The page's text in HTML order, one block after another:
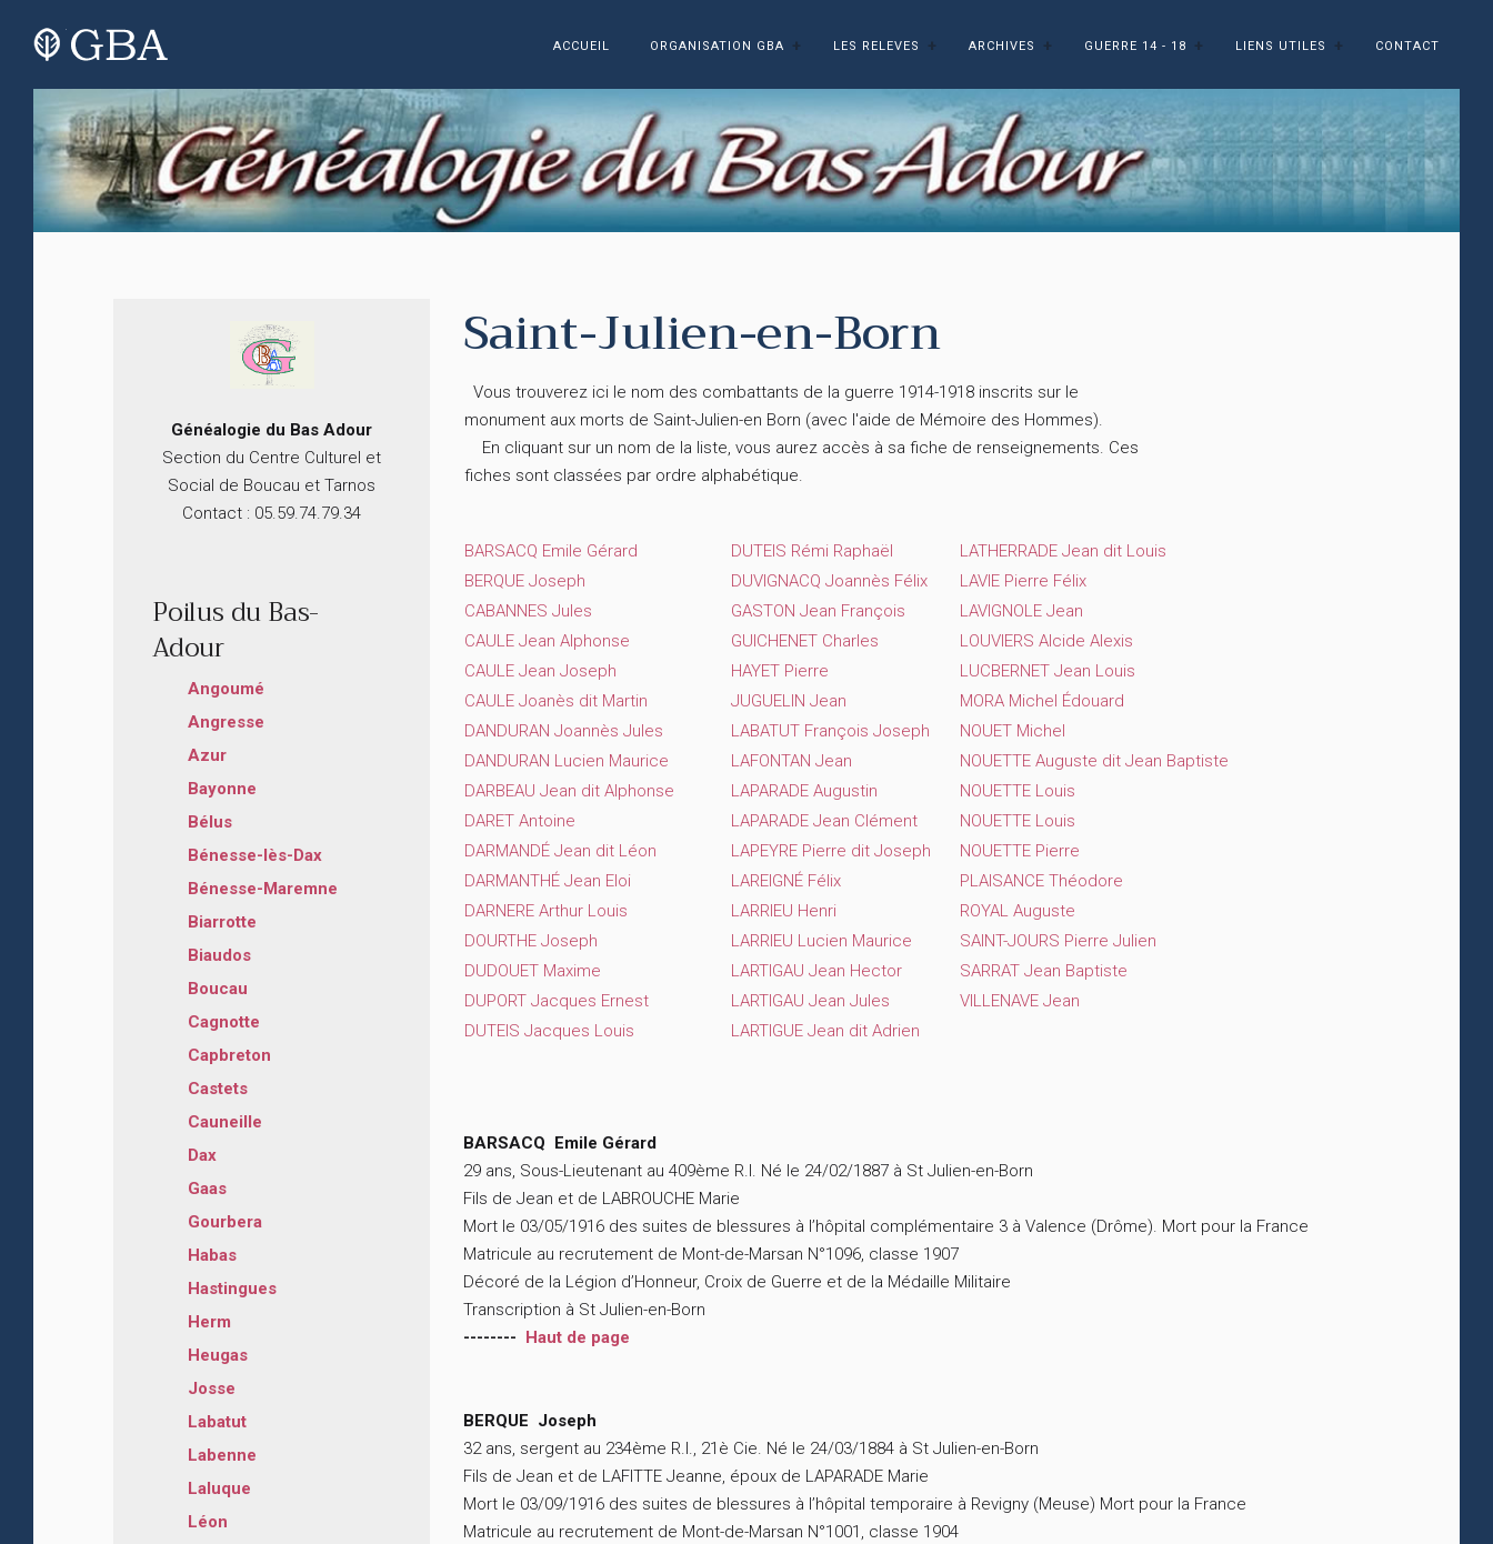
ACCUEIL ORGANISATION GBA LES RELEVES ARCHIVES GUERRE 14 - 18 LIENS UTILES CONTACT
Généalogie du Bas Adour
Section du Centre Culturel et
Social de Boucau et Tarnos
Contact : 05.59.74.79.34
Poilus du Bas-
Adour
Angoumé
Angresse
Azur
Bayonne
Bélus
Bénesse-lès-Dax
Bénesse-Maremne
Biarrotte
Biaudos
Boucau
Cagnotte
Capbreton
Castets
Cauneille
Dax
Gaas
Gourbera
Habas
Hastingues
Herm
Heugas
Josse
Labatut
Labenne
Laluque
Léon
Saint-Julien-en-Born
Vous trouverez ici le nom des combattants de la guerre 1914-1918 inscrits sur le
monument aux morts de Saint-Julien-en Born (avec l'aide de Mémoire des Hommes).
En cliquant sur un nom de la liste, vous aurez accès à sa fiche de renseignements. Ces
fiches sont classées par ordre alphabétique.
BARSACQ Emile Gérard DUTEIS Rémi Raphaël
LATHERRADE Jean dit Louis
BERQUE Joseph
DUVIGNACQ Joannès Félix
LAVIE Pierre Félix
CABANNES Jules
GASTON Jean François
LAVIGNOLE Jean
CAULE Jean Alphonse
GUICHENET Charles
LOUVIERS Alcide Alexis
CAULE Jean Joseph
HAYET Pierre
LUCBERNET Jean Louis
CAULE Joanès dit Martin
JUGUELIN Jean
MORA Michel Édouard
DANDURAN Joannès Jules
LABATUT François Joseph
NOUET Michel
DANDURAN Lucien Maurice
LAFONTAN Jean
NOUETTE Auguste dit Jean Baptiste
DARBEAU Jean dit Alphonse
LAPARADE Augustin
NOUETTE Louis
DARET Antoine
LAPARADE Jean Clément
NOUETTE Louis
DARMANDÉ Jean dit Léon
LAPEYRE Pierre dit Joseph
NOUETTE Pierre
DARMANTHÉ Jean Eloi
LAREIGNÉ Félix
PLAISANCE Théodore
DARNERE Arthur Louis
LARRIEU Henri
ROYAL Auguste
DOURTHE Joseph
LARRIEU Lucien Maurice
SAINT-JOURS Pierre Julien
DUDOUET Maxime
LARTIGAU Jean Hector
SARRAT Jean Baptiste
DUPORT Jacques Ernest
LARTIGAU Jean Jules
VILLENAVE Jean
DUTEIS Jacques Louis
LARTIGUE Jean dit Adrien
BARSACQ Emile Gérard
29 ans, Sous-Lieutenant au 409ème R.I. Né le 24/02/1887 à St Julien-en-Born
Fils de Jean et de LABROUCHE Marie
Mort le 03/05/1916 des suites de blessures à l’hôpital complémentaire 3 à Valence (Drôme). Mort pour la France
Matricule au recrutement de Mont-de-Marsan N°1096, classe 1907
Décoré de la Légion d’Honneur, Croix de Guerre et de la Médaille Militaire
Transcription à St Julien-en-Born
-------- Haut de page
BERQUE Joseph
32 ans, sergent au 234ème R.I., 21è Cie. Né le 24/03/1884 à St Julien-en-Born
Fils de Jean et de LAFITTE Jeanne, époux de LAPARADE Marie
Mort le 03/09/1916 des suites de blessures à l’hôpital temporaire à Revigny (Meuse) Mort pour la France
Matricule au recrutement de Mont-de-Marsan N°1001, classe 1904